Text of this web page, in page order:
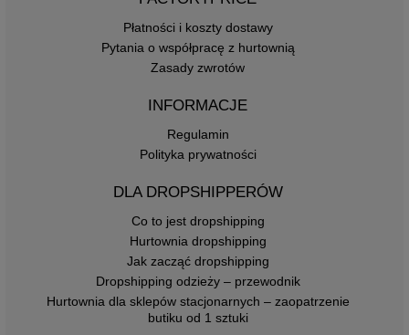
Płatności i koszty dostawy
Pytania o współpracę z hurtownią
Zasady zwrotów
INFORMACJE
Regulamin
Polityka prywatności
DLA DROPSHIPPERÓW
Co to jest dropshipping
Hurtownia dropshipping
Jak zacząć dropshipping
Dropshipping odzieży – przewodnik
Hurtownia dla sklepów stacjonarnych – zaopatrzenie
butiku od 1 sztuki